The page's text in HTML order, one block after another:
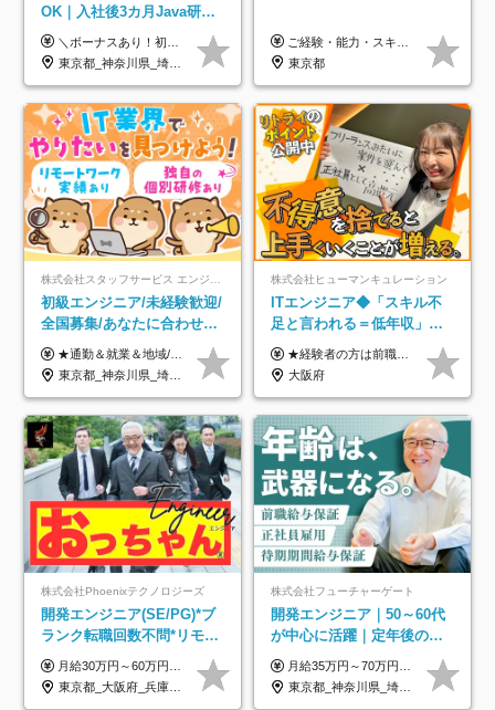
OK｜入社後3カ月Java研修
｜リモート率8割以上｜充実
のキャリア支援｜残業月10h
＼ボーナスあり！初年度から年収300万円以上／ ■月給25万円～35万円＋残業代全額支給＋各種手当＋賞与年1回 ◎経験・年齢・スキルなどを考慮し、できるだけ優遇します ◎試用期間中(3カ月)は契約社員で、月給21万円＋諸手当になります。 (試用期間中は残業が発生しません。その他の待遇に変更はありません) ----------------- ＼3つの評価軸！実力次第で早期収入アップ！／ 【1】スキル(IT理解、実装力、設計) 【2】実務力(現場評価、コミュ力、品質) 【3】姿勢(自走力、意欲、責任感) この3つの評価軸で、3カ月ごとに評価。社内グレードにより、給与が決まる明確な仕組みです。何ができれば給与が上がるのか分かりやすく、実力や努力次第で早期に収入を増やせます！ 【固定残業代について】 なし（残業代は、実際の労働時間に応じて別途全額支給）
東京都_神奈川県_埼玉県_千葉県_大阪府_愛知県_北海道_青森県_岩手県_宮城県_秋田県_山形県_福島県_茨城県_栃木県_群馬県_新潟県_山梨県_長野県_富山県_石川県_福井県_静岡県_岐阜県_三重県_兵庫県_京都府_滋賀県_奈良県_和歌山県_広島県_岡山県_鳥取県_島根県_山口県_徳島県_香川県_愛媛県_高知県_福岡県_熊本県_佐賀県_長崎県_大分県_宮崎県_鹿児島県_沖縄県
ご経験・能力・スキル等により、当社基準にて優遇・相談のうえ決定いたします。
東京都
初級エンジニア/未経験歓迎/
全国募集/あなたに合わせた
オリジナル研修をご用
意/AI・IoT/残業平均8時間
★通勤＆就業＆地域/住宅＆役職手当あり ★残業代は全額支給 ★選べる給与制度あり！ ■東京・神奈川・千葉・埼玉勤務の場合 月給24.5万円～55万円＋諸手当 （残業代は全額支給） (20,000円の地域/住宅手当込み) ■愛知・京都・大阪・兵庫勤務の場合 月給24万円以上＋諸手当 （残業代は全額支給） (15,000円の地域/住宅手当込み) ■茨城・栃木・群馬・静岡・三重・滋賀・広島・福岡勤務の場合 月給23.5万円以上＋諸手当 （残業代は全額支給） (10,000円の地域/住宅手当込み) ■北海道・宮城・山梨・長野・岐阜・奈良・和歌山・岡山勤務の場合 月給23万円以上＋諸手当 （残業代は全額支給） (5,000円の地域/住宅手当込み) ■その他のエリア勤務の場合 月給22.5万円以上＋諸手当 （残業代は全額支給） ※経験や能力を考慮し、当社規定により優遇します 【昇給：年一回実施】 【選べる給与制度】 ★収入を重視する方に… 「変動型人事制度」の選択も可能（派遣先からの評価に応じて収入アップ！） ※年2回のタイミングで希望者と面談の上決定します。
東京都_神奈川県_埼玉県_千葉県_大阪府_愛知県_北海道_岩手県_宮城県_山形県_福島県_茨城県_栃木県_群馬県_山梨県_長野県_富山県_石川県_静岡県_岐阜県_三重県_兵庫県_京都府_滋賀県_奈良県_広島県_岡山県_山口県_愛媛県_福岡県_熊本県_長崎県
株式会社ヒューマンキュレーション
ITエンジニア◆「スキル不
足と言われる＝低年収」で
はない！｜ 不安を克服し、
年収アップした社員の実例
★経験者の方は前職の年収以上を保証します ★案件単価を開示した上で80％以上を還元します 月給25万円以上＋賞与年2回 ※経験や能力を考慮の上で優遇します ※試用期間が3ヶ月(その間の給与・待遇・雇用形態に変更はありません) ※月給には月20時間分のみなし残業手当(5万円)を含みます(超過分は別途支給) ★残業平均は月10時間以下ですので、毎月10時間分程度はお得です！
大阪府
株式会社Phoenixテクノロジーズ
開発エンジニア(SE/PG)*ブ
ランク転職回数不問*リモー
ト案件多数*残業ほぼ0*通院
のための半休制度あり
月給30万円～60万円+住宅手当+職能手当+役職手当+決算賞与+報奨金 ※経験・能力を考慮し、優遇します ※給与には20時間分のみなし時間外手当(3万7000円以上)を含みます(超過時間分は別途追加支給) ※試用期間3～6ヵ月あり(その間の給与、待遇に差異なし) ※場合によって契約社員での採用の可能性あり(面接時に応相談)
東京都_大阪府_兵庫県_京都府_福岡県
株式会社フューチャーゲート
開発エンジニア｜50～60代
が中心に活躍｜定年後の給
与減ナシ｜年収50万円アッ
プ実績／昇給率92％（直近3
年）
月給35万円～70万円（固定残業代30時間分63,869円～を含む）+賞与年1回 ※30時間を超える分は別途支給します ●これまでのご経験・スキル・前職給与をできる限り考慮します ●待機期間も給与を100％支給します ●試用期間中も給与や福利厚生は同じです ≪年収を維持しながら長く働けます！≫ 一般的な企業では55歳や60歳を機に年収が下がりますが、 当社は役職などではなく「スキルや経験」で評価。 エンジニアとして長く働きながら あなたにふさわしい年収を維持できます！
東京都_神奈川県_埼玉県_千葉県